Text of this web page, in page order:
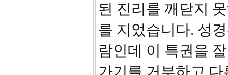
된 진리를 깨닫지
를 지었습니다. 성
람인데 이 특권을
가기를 거부하고